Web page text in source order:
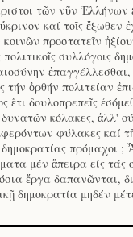
τῶν νῦν
καί τοῖς ἔξωθεν
προστατεῖν
πολιτικοῖς συλλόγοις
τήν ὀρθήν πολιτείαν
ἔτι δουλοπρεπεῖς
δυνατῶν κόλακες, ἀλλ'
φύλακες καί
πρόμαχοι ;
μέν ἄπειρα είς τάς
ἔργα δαπανῶνται,
δημοκρατία μηδέν